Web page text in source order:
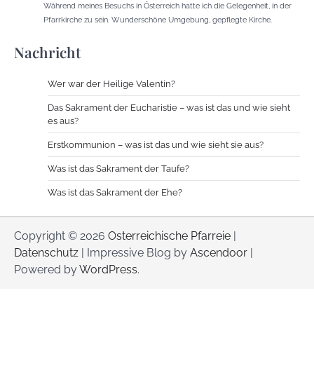
Während meines Besuchs in Österreich hatte ich die Gelegenheit, in der
Pfarrkirche zu sein. Wunderschöne Umgebung, gepflegte Kirche.
Nachricht
Wer war der Heilige Valentin?
Das Sakrament der Eucharistie – was ist das und wie sieht
es aus?
Erstkommunion – was ist das und wie sieht sie aus?
Was ist das Sakrament der Taufe?
Was ist das Sakrament der Ehe?
Copyright © 2026 Osterreichische Pfarreie
Datenschutz | Impressive Blog by Ascendoor
Powered byWordPress.